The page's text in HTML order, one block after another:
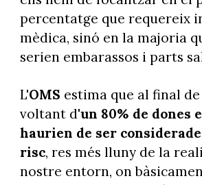
percentatge que requereix
mèdica, sinó en la majoria
serien embarassos i parts
L'OMS estima que al final
voltant d'un 80% de dones
haurien de ser
risc, res més lluny de la
nostre entorn, on